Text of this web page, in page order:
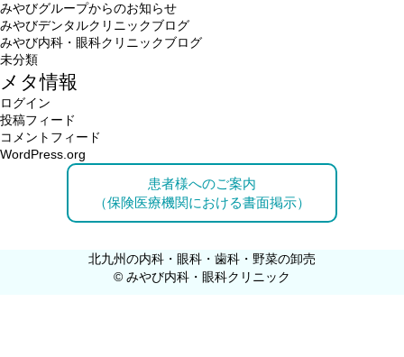
みやびグループからのお知らせ
みやびデンタルクリニックブログ
みやび内科・眼科クリニックブログ
未分類
メタ情報
ログイン
投稿フィード
コメントフィード
WordPress.org
患者様へのご案内
（保険医療機関における書面掲示）
北九州の内科・眼科・歯科・野菜の卸売
© みやび内科・眼科クリニック